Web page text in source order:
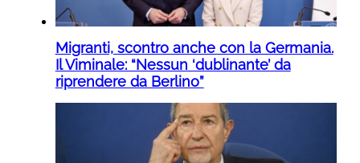
Migranti, scontro anche con la Germania.
Il Viminale: “Nessun ‘dublinante’ da
riprendere da Berlino”